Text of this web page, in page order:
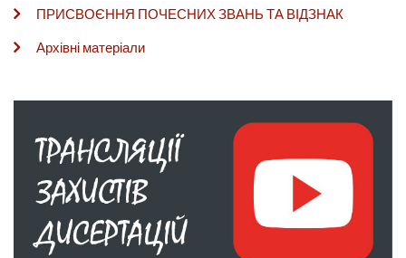
ПРИСВОЄННЯ ПОЧЕСНИХ ЗВАНЬ ТА ВІДЗНАК
Архівні матеріали